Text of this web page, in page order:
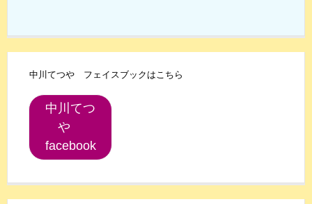
中川てつや フェイスブックはこちら
中川てつ
や
facebook